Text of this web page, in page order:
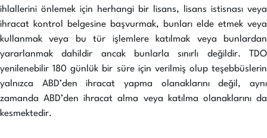
ihlallerini önlemek için herhangi bir lisans, lisans istisnası veya
ihracat kontrol belgesine başvurmak, bunları elde etmek veya
kullanmak veya bu tür işlemlere katılmak veya bunlardan
yararlanmak dahildir ancak bunlarla sınırlı değildir. TDO
yenilenebilir 180 günlük bir süre için verilmiş olup teşebbüslerin
yalnızca ABD’den ihracat yapma olanaklarını değil, aynı
zamanda ABD’den ihracat alma veya katılma olanaklarını da
kesmektedir.